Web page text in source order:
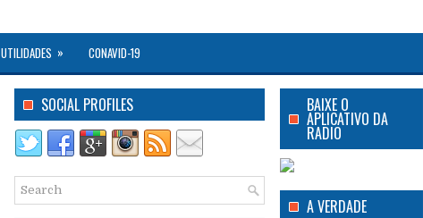
UTILIDADES » CONAVID-19
SOCIAL PROFILES BAIXE O
APLICATIVO DA
RADIO
A VERDADE